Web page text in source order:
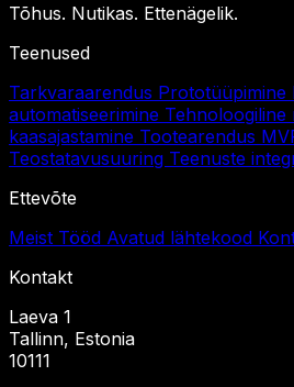
Tõhus. Nutikas. Ettenägelik.
Teenused
Tarkvaraarendus Prototüüpimine
automatiseerimine Tehnoloogiline
kaasajastamine Tootearendus
Teostatavusuuring Teenuste
Ettevõte
Meist Tööd Avatud lähtekood
Kontakt
Laeva 1
Tallinn, Estonia
10111